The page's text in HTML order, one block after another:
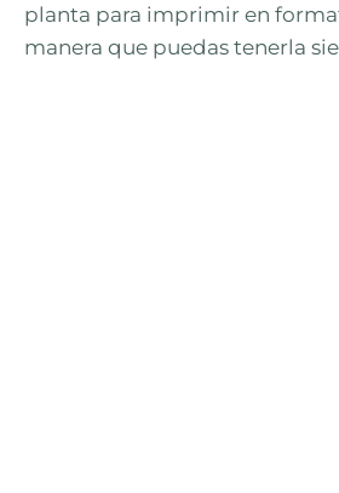
planta para imprimir en
manera que puedas tenerla